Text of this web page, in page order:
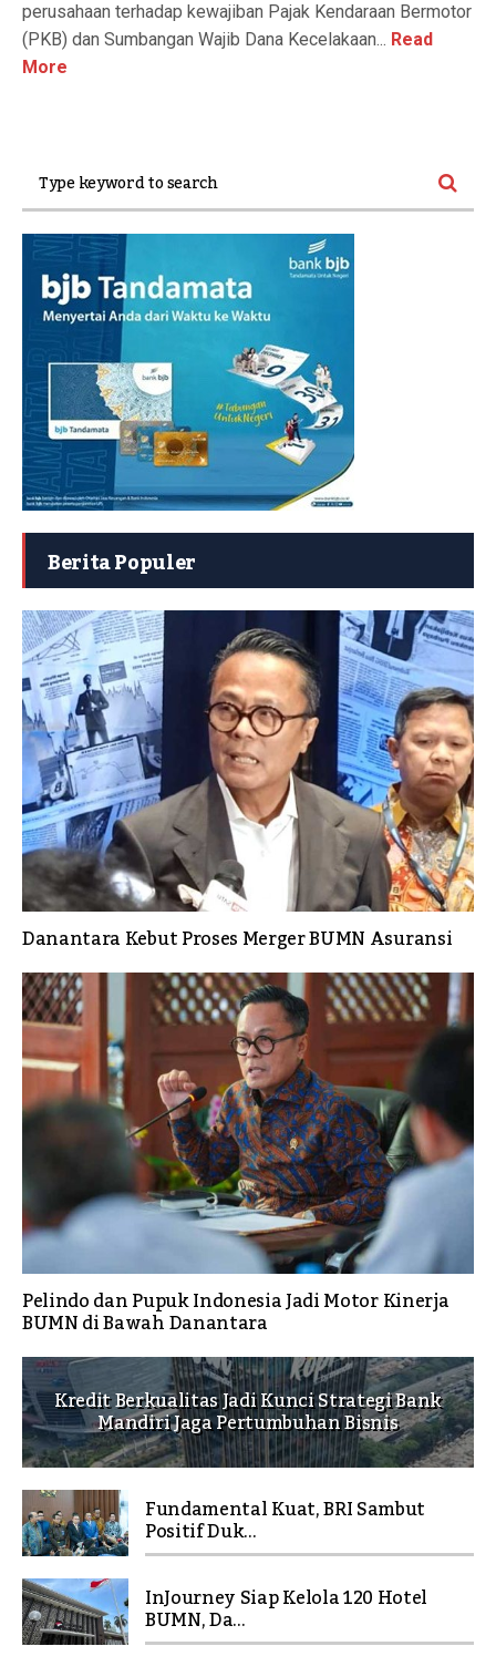
perusahaan terhadap kewajiban Pajak Kendaraan Bermotor
(PKB) dan Sumbangan Wajib Dana Kecelakaan... Read
More
Berita Populer
Danantara Kebut Proses Merger BUMN Asuransi
Pelindo dan Pupuk Indonesia Jadi Motor Kinerja
BUMN di Bawah Danantara
Kredit Berkualitas Jadi Kunci Strategi Bank
Mandiri Jaga Pertumbuhan Bisnis
Fundamental Kuat, BRI Sambut
Positif Duk...
InJourney Siap Kelola 120 Hotel
BUMN, Da...